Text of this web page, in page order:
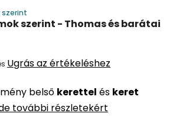
belső kerettel és keret
további részletekért
szerint
szerint - Thomas és barátai
Ugrás az értékeléshez